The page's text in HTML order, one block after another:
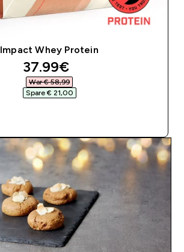
Impact Whey Protein
discounted price
37.99€‎
War € 58,99‎
Spare € 21,00‎